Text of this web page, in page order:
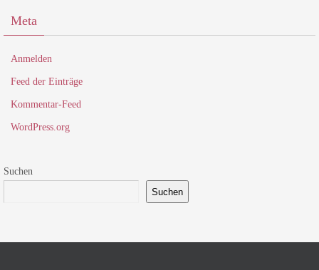
Meta
Anmelden
Feed der Einträge
Kommentar-Feed
WordPress.org
Suchen
Suchen